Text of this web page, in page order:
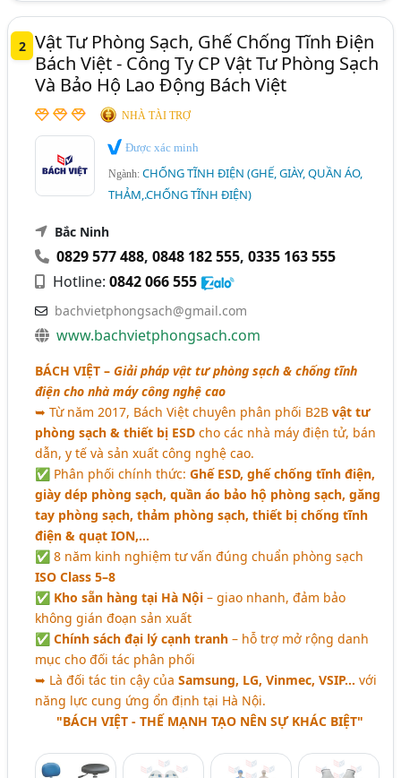
2 Vật Tư Phòng Sạch, Ghế Chống Tĩnh Điện
Bách Việt - Công Ty CP Vật Tư Phòng Sạch
Và Bảo Hộ Lao Động Bách Việt
NHÀ TÀI TRỢ
Được xác minh
Ngành:CHỐNG TĨNH ĐIỆN (GHẾ, GIÀY, QUẦN ÁO,
THẢM,.CHỐNG TĨNH ĐIỆN)
Bắc Ninh
0829 577 488,0848 182 555,0335 163 555
Hotline:0842 066 555
bachvietphongsach@gmail.com
www.bachvietphongsach.com
BÁCH VIỆT –Giải pháp vật tư phòng sạch & chống tĩnh
điện cho nhà máy công nghệ cao
➥ Từ năm 2017, Bách Việt chuyên phân phối B2Bvật tư
phòng sạch & thiết bị ESD cho các nhà máy điện tử, bán
dẫn, y tế và sản xuất công nghệ cao.
✅ Phân phối chính thức:Ghế ESD, ghế chống tĩnh điện,
giày dép phòng sạch, quần áo bảo hộ phòng sạch, găng
tay phòng sạch, thảm phòng sạch, thiết bị chống tĩnh
điện & quạt ION,…
✅ 8 năm kinh nghiệm tư vấn đúng chuẩn phòng sạch
ISO Class 5–8
✅ Kho sẵn hàng tại Hà Nội – giao nhanh, đảm bảo
không gián đoạn sản xuất
✅Chính sách đại lý cạnh tranh – hỗ trợ mở rộng danh
mục cho đối tác phân phối
➥ Là đối tác tin cậy củaSamsung, LG, Vinmec, VSIP… với
năng lực cung ứng ổn định tại Hà Nội.
"BÁCH VIỆT - THẾ MẠNH TẠO NÊN SỰ KHÁC BIỆT"